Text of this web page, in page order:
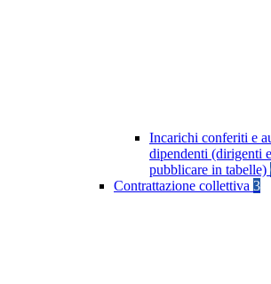
Incarichi conferiti e
dipendenti (dirigenti
pubblicare in tabelle)
Contrattazione collettiva 3